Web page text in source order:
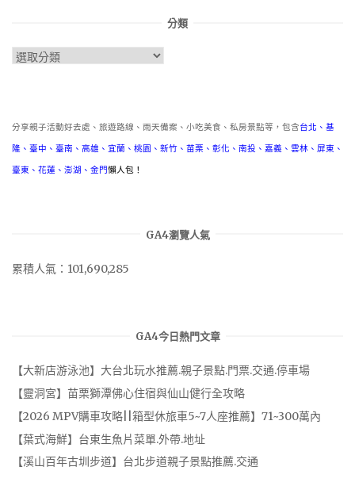
分類
分
分享親子活動好去處、旅遊路線、雨天備案、小吃美食、私房景點等，包含台北 、 基
隆 、 臺中 、 臺南 、 高雄 、 宜蘭 、 桃園 、 新竹 、 苗栗 、 彰化 、 南投 、 嘉義 、 雲林 、 屏東 、
臺東 、 花蓮 、 澎湖 、 金門懶人包！
GA4瀏覽人氣
累積人氣：101,690,285
GA4今日熱門文章
【大新店游泳池】大台北玩水推薦.親子景點.門票.交通.停車場
【靈洞宮】苗栗獅潭佛心住宿與仙山健行全攻略
【2026 MPV購車攻略||箱型休旅車5~7人座推薦】71~300萬內
【葉式海鮮】台東生魚片菜單.外帶.地址
【溪山百年古圳步道】台北步道親子景點推薦.交通